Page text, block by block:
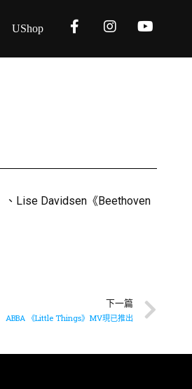
UShop
、Lise Davidsen《Beethoven
下一篇
ABBA 《Little Things》MV現已推出